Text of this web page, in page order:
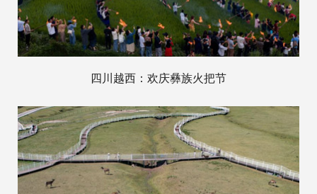
四川越西：欢庆彝族火把节